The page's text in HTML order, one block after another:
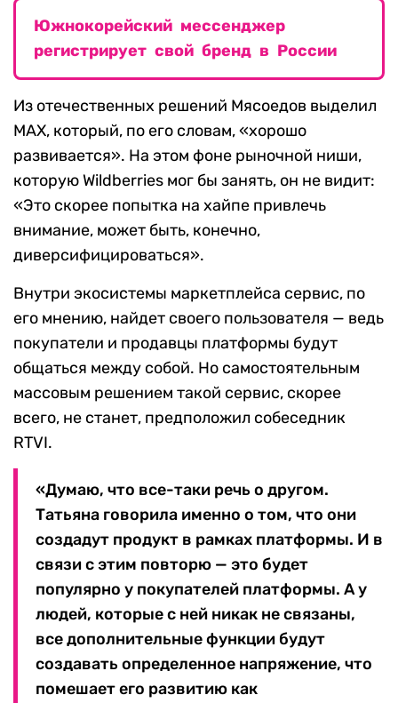
Южнокорейский мессенджер
регистрирует свой бренд в России
Из отечественных решений Мясоедов выделил
MAX, который, по его словам, «хорошо
развивается». На этом фоне рыночной ниши,
которую Wildberries мог бы занять, он не видит:
«Это скорее попытка на хайпе привлечь
внимание, может быть, конечно,
диверсифицироваться».
Внутри экосистемы маркетплейса сервис, по
его мнению, найдет своего пользователя — ведь
покупатели и продавцы платформы будут
общаться между собой. Но самостоятельным
массовым решением такой сервис, скорее
всего, не станет, предположил собеседник
RTVI.
«Думаю, что все-таки речь о другом.
Татьяна говорила именно о том, что они
создадут продукт в рамках платформы. И в
связи с этим повторю — это будет
популярно у покупателей платформы. А у
людей, которые с ней никак не связаны,
все дополнительные функции будут
создавать определенное напряжение, что
помешает его развитию как